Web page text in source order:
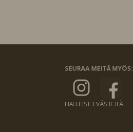
SEURAA MEITÄ MYÖS:
HALLITSE EVÄSTEITÄ